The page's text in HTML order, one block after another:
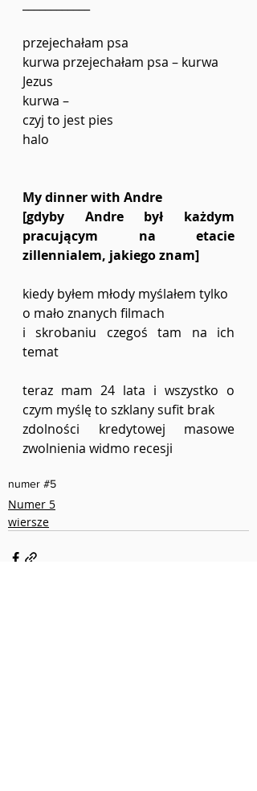
przejechałam psa
kurwa przejechałam psa – kurwa
Jezus
kurwa –
czyj to jest pies
halo
My dinner with Andre
[gdyby Andre był każdym
pracującym na etacie
zillennialem, jakiego znam]
kiedy byłem młody myślałem tylko
o mało znanych filmach
i skrobaniu czegoś tam na ich
temat
teraz mam 24 lata i wszystko o
czym myślę to szklany sufit brak
zdolności kredytowej masowe
zwolnienia widmo recesji
numer #5
Numer 5
wiersze